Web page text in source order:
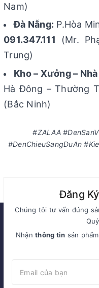
Nam)
Đà Nẵng: P.Hòa
091.347.111 (Mr.
Trung)
Kho – Xưởng –
Hà Đông – Thường
(Bắc Ninh)
#ZALAA
#DenChieuSangDuAn
Đăng
Chúng tôi tư vấn đúng
Nhậnthông tin sản